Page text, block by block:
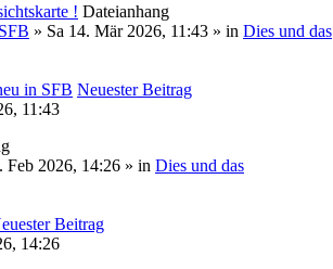
! Dateianhang
» Sa 14. Mär 2026, 11:43 » in Dies und das
in SFB Neuester Beitrag
11:43
Feb 2026, 14:26 » in Dies und das
Beitrag
14:26